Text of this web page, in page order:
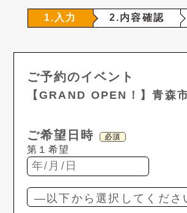
1.入力 2.内容確認
ご予約のイベント
ご希望日時 必須
第１希望